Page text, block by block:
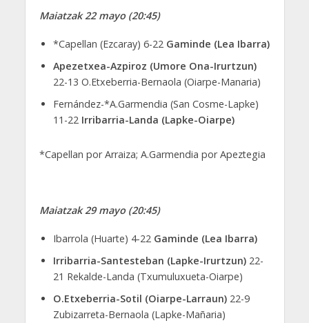
Maiatzak 22 mayo (20:45)
*Capellan (Ezcaray) 6-22Gaminde (Lea Ibarra)
Apezetxea-Azpiroz (Umore Ona-Irurtzun)
22-13 O.Etxeberria-Bernaola (Oiarpe-Manaria)
Fernández-*A.Garmendia (San Cosme-Lapke)
11-22 Irribarria-Landa (Lapke-Oiarpe)
*Capellan por Arraiza; A.Garmendia por Apeztegia
Maiatzak 29 mayo (20:45)
Ibarrola (Huarte) 4-22Gaminde (Lea Ibarra)
Irribarria-Santesteban (Lapke-Irurtzun)22-
21 Rekalde-Landa (Txumuluxueta-Oiarpe)
O.Etxeberria-Sotil (Oiarpe-Larraun)22-9
Zubizarreta-Bernaola (Lapke-Mañaria)